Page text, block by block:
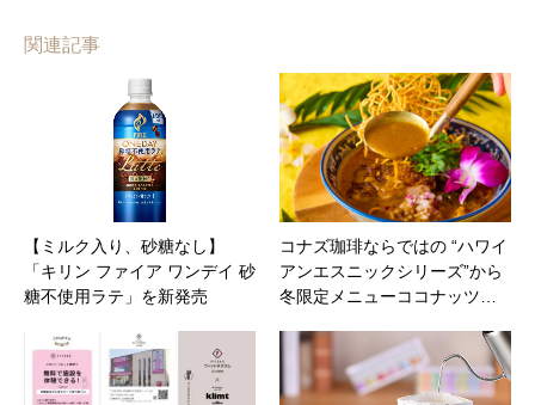
関連記事
【ミルク入り、砂糖なし】
「キリン ファイア ワンデイ 砂
糖不使用ラテ」を新発売
コナズ珈琲ならではの “ハワイ
アンエスニックシリーズ”から
冬限定メニューココナッツ…